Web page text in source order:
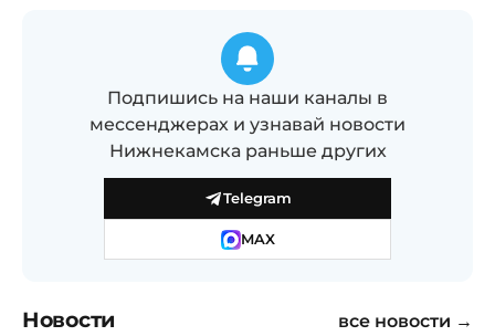
Подпишись на наши каналы в
мессенджерах и узнавай новости
Нижнекамска раньше других
Telegram
MAX
Новости все новости →